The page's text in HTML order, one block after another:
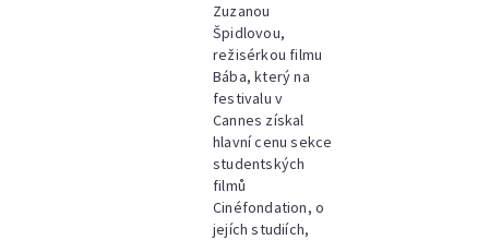
Zuzanou
Špidlovou,
režisérkou filmu
Bába, který na
festivalu v
Cannes získal
hlavní cenu sekce
studentských
filmů
Cinéfondation, o
jejích studiích,